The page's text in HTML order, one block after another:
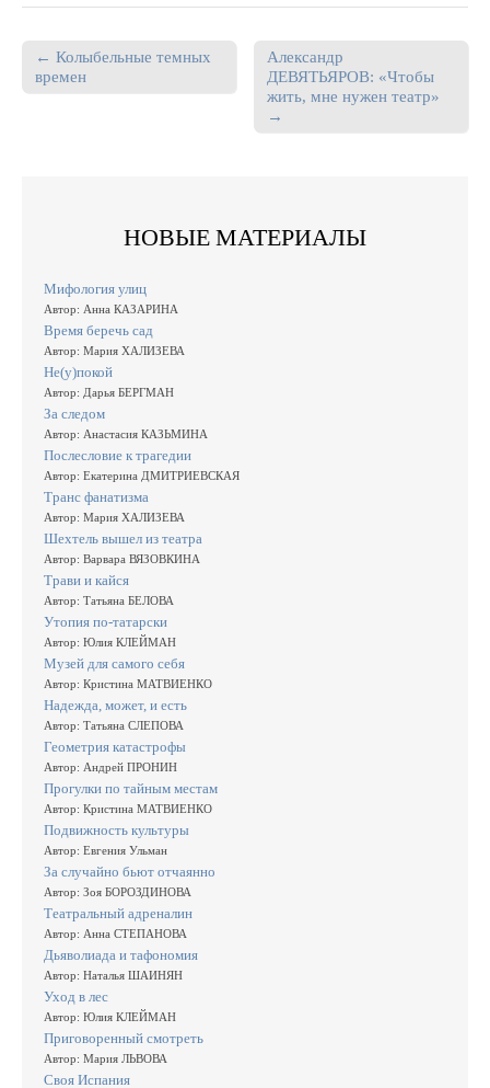
Post navigation
← Колыбельные темных
времен
Александр
ДЕВЯТЬЯРОВ: «Чтобы
жить, мне нужен театр»
→
НОВЫЕ МАТЕРИАЛЫ
Мифология улиц
Автор: Анна КАЗАРИНА
Время беречь сад
Автор: Мария ХАЛИЗЕВА
Не(у)покой
Автор: Дарья БЕРГМАН
За следом
Автор: Анастасия КАЗЬМИНА
Послесловие к трагедии
Автор: Екатерина ДМИТРИЕВСКАЯ
Транс фанатизма
Автор: Мария ХАЛИЗЕВА
Шехтель вышел из театра
Автор: Варвара ВЯЗОВКИНА
Трави и кайся
Автор: Татьяна БЕЛОВА
Утопия по-татарски
Автор: Юлия КЛЕЙМАН
Музей для самого себя
Автор: Кристина МАТВИЕНКО
Надежда, может, и есть
Автор: Татьяна СЛЕПОВА
Геометрия катастрофы
Автор: Андрей ПРОНИН
Прогулки по тайным местам
Автор: Кристина МАТВИЕНКО
Подвижность культуры
Автор: Евгения Ульман
За случайно бьют отчаянно
Автор: Зоя БОРОЗДИНОВА
Театральный адреналин
Автор: Анна СТЕПАНОВА
Дьяволиада и тафономия
Автор: Наталья ШАИНЯН
Уход в лес
Автор: Юлия КЛЕЙМАН
Приговоренный смотреть
Автор: Мария ЛЬВОВА
Своя Испания